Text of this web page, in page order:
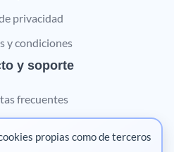
privacidad
y condiciones
y soporte
frecuentes
digital
propias como de terceros